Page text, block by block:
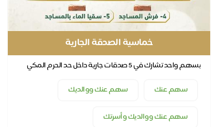
خماسية الصدقة الجارية
بسهم واحد تشارك في 5 صدقات جارية داخل حد الحرم المكي
سهم عنك
سهم عنك ووالديك
سهم عنك ووالديك وأسرتك